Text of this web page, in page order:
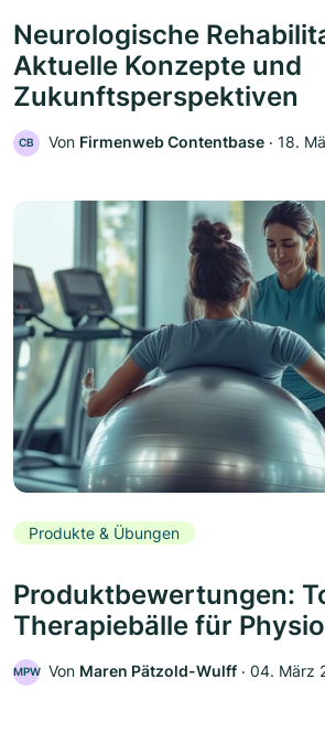
Neurologische
Aktuelle Konzepte und
Zukunftsperspektiven
CB Von Firmenweb Contentbase ‧ 18.
Produkte & Übungen
Produktbewertungen:
Therapiebälle für
MPW Von Maren Pätzold-Wulff ‧ 04. März